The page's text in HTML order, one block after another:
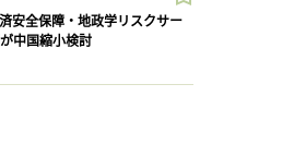
安全保障・地政学リスクサー
中国縮小検討